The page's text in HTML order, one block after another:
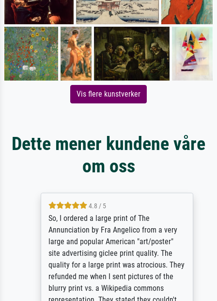
Vis flere kunstverker
Dette mener kundene våre
om oss
4.8 / 5
So, I ordered a large print of The
Annunciation by Fra Angelico from a very
large and popular American "art/poster"
site advertising giclee print quality. The
quality for a large print was atrocious. They
refunded me when I sent pictures of the
blurry print vs. a Wikipedia commons